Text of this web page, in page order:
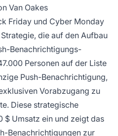
Van Oakes
Friday und Cyber Monday
die auf den Aufbau
Benachrichtigungs-
Personen auf der Liste
Push-Benachrichtigung,
Vorabzugang zu
Diese strategische
$ Umsatz ein und zeigt das
Benachrichtigungen zur